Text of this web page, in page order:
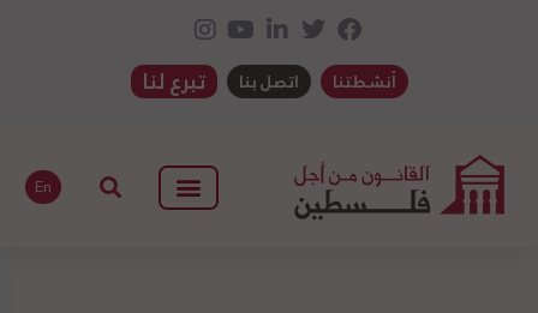
أنشطتنا اتصل بنا تبرع لنا
En